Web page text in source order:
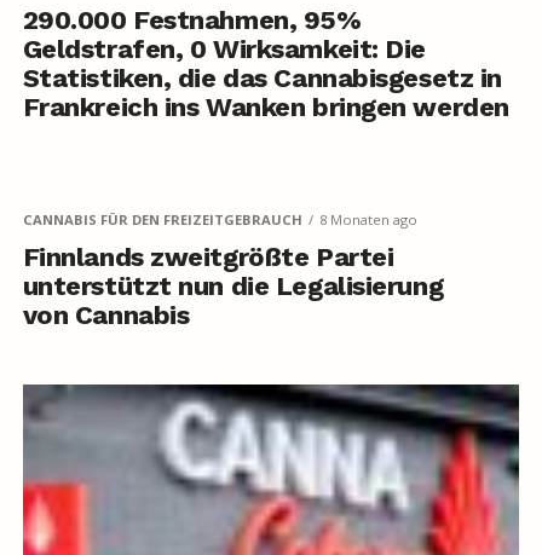
290.000 Festnahmen, 95%
Geldstrafen, 0 Wirksamkeit: Die
Statistiken, die das Cannabisgesetz in
Frankreich ins Wanken bringen werden
CANNABIS FÜR DEN FREIZEITGEBRAUCH 8 Monaten ago
Finnlands zweitgrößte Partei
unterstützt nun die Legalisierung
von Cannabis